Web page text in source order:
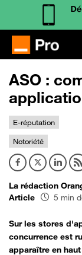
ASO :
E-réputation
Notoriété
La rédaction
Article
5 min
Sur les stores
concurrence est
apparaître en